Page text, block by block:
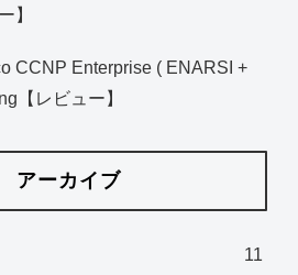
】
CCNP Enterprise ( ENARSI +
【レビュー】
アーカイブ
11